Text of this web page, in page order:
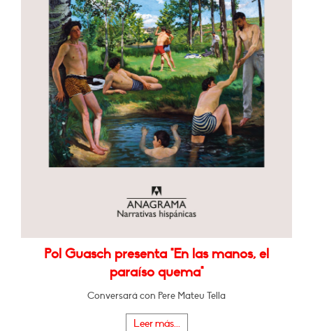
Pol Guasch presenta "En las manos, el
paraíso quema"
Conversará con Pere Mateu Tella
Leer más...